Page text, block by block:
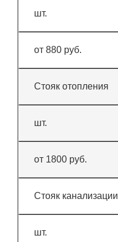
шт.
от 880 руб.
Стояк отопления
шт.
от 1800 руб.
Стояк канализации
шт.